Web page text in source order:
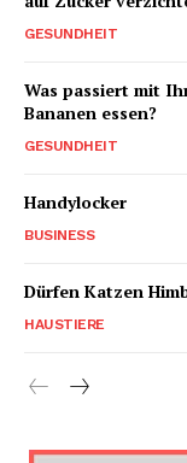
GESUNDHEIT
Was passiert mit
Bananen essen?
GESUNDHEIT
Handylocker
BUSINESS
Dürfen Katzen
HAUSTIERE